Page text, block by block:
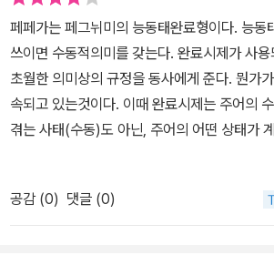
콩쿠르 2위를 차지한 뛰어난 피아니스트이다.
는 이정경, 채송아와 비교할 수 없을 정도의 재
이다. 일견 그는 능동적으로 인생을 살아갈 수
지만, 실상은 전혀 그렇지 않다. 왜냐하면 그에
의 수단이었기 때문이다. 아버지와 어머니가 살
에 쪼들렸던 그는 일종의 소년 가장으로서 가
어지고 피아노를 쳤다. 쇼팽콩쿠르에서 2등을
니며 피아노 공연을 한 이유도 돈 때문이었다.
페페가는 페그뉘미의 능동태완료형이다. 능동
쓰이면 수동적의미를 갖는다. 완료시제가 사
초월한 의미상의 규정을 동사에게 준다. 뭔가
속되고 있는것이다. 이때 완료시제는 주어의
겪는 사태(수동)도 아닌, 주어의 어떤 상태가
요컨대 완료는 시제임에도 불구하고 태의 구분
그리고 그러한 특별한 지위를 가진 시제인 완료
를 갖는다. 여기까지가 제가 주목한 번역원문
공감 (0) 댓글 (0)